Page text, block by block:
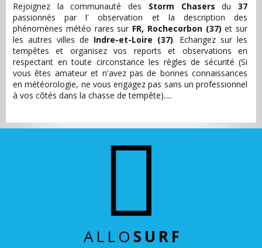
Rejoignez la communauté des Storm Chasers du37
passionnés par l' observation et la description des
phénomènes météo rares sur FR, Rochecorbon (37) et sur
les autres villes de Indre-et-Loire (37). Echangez sur les
tempêtes et organisez vos reports et observations en
respectant en toute circonstance les règles de sécurité (Si
vous êtes amateur et n'avez pas de bonnes connaissances
en météorologie, ne vous engagez pas sans un professionnel
à vos côtés dans la chasse de tempête).....
ALLO SURF